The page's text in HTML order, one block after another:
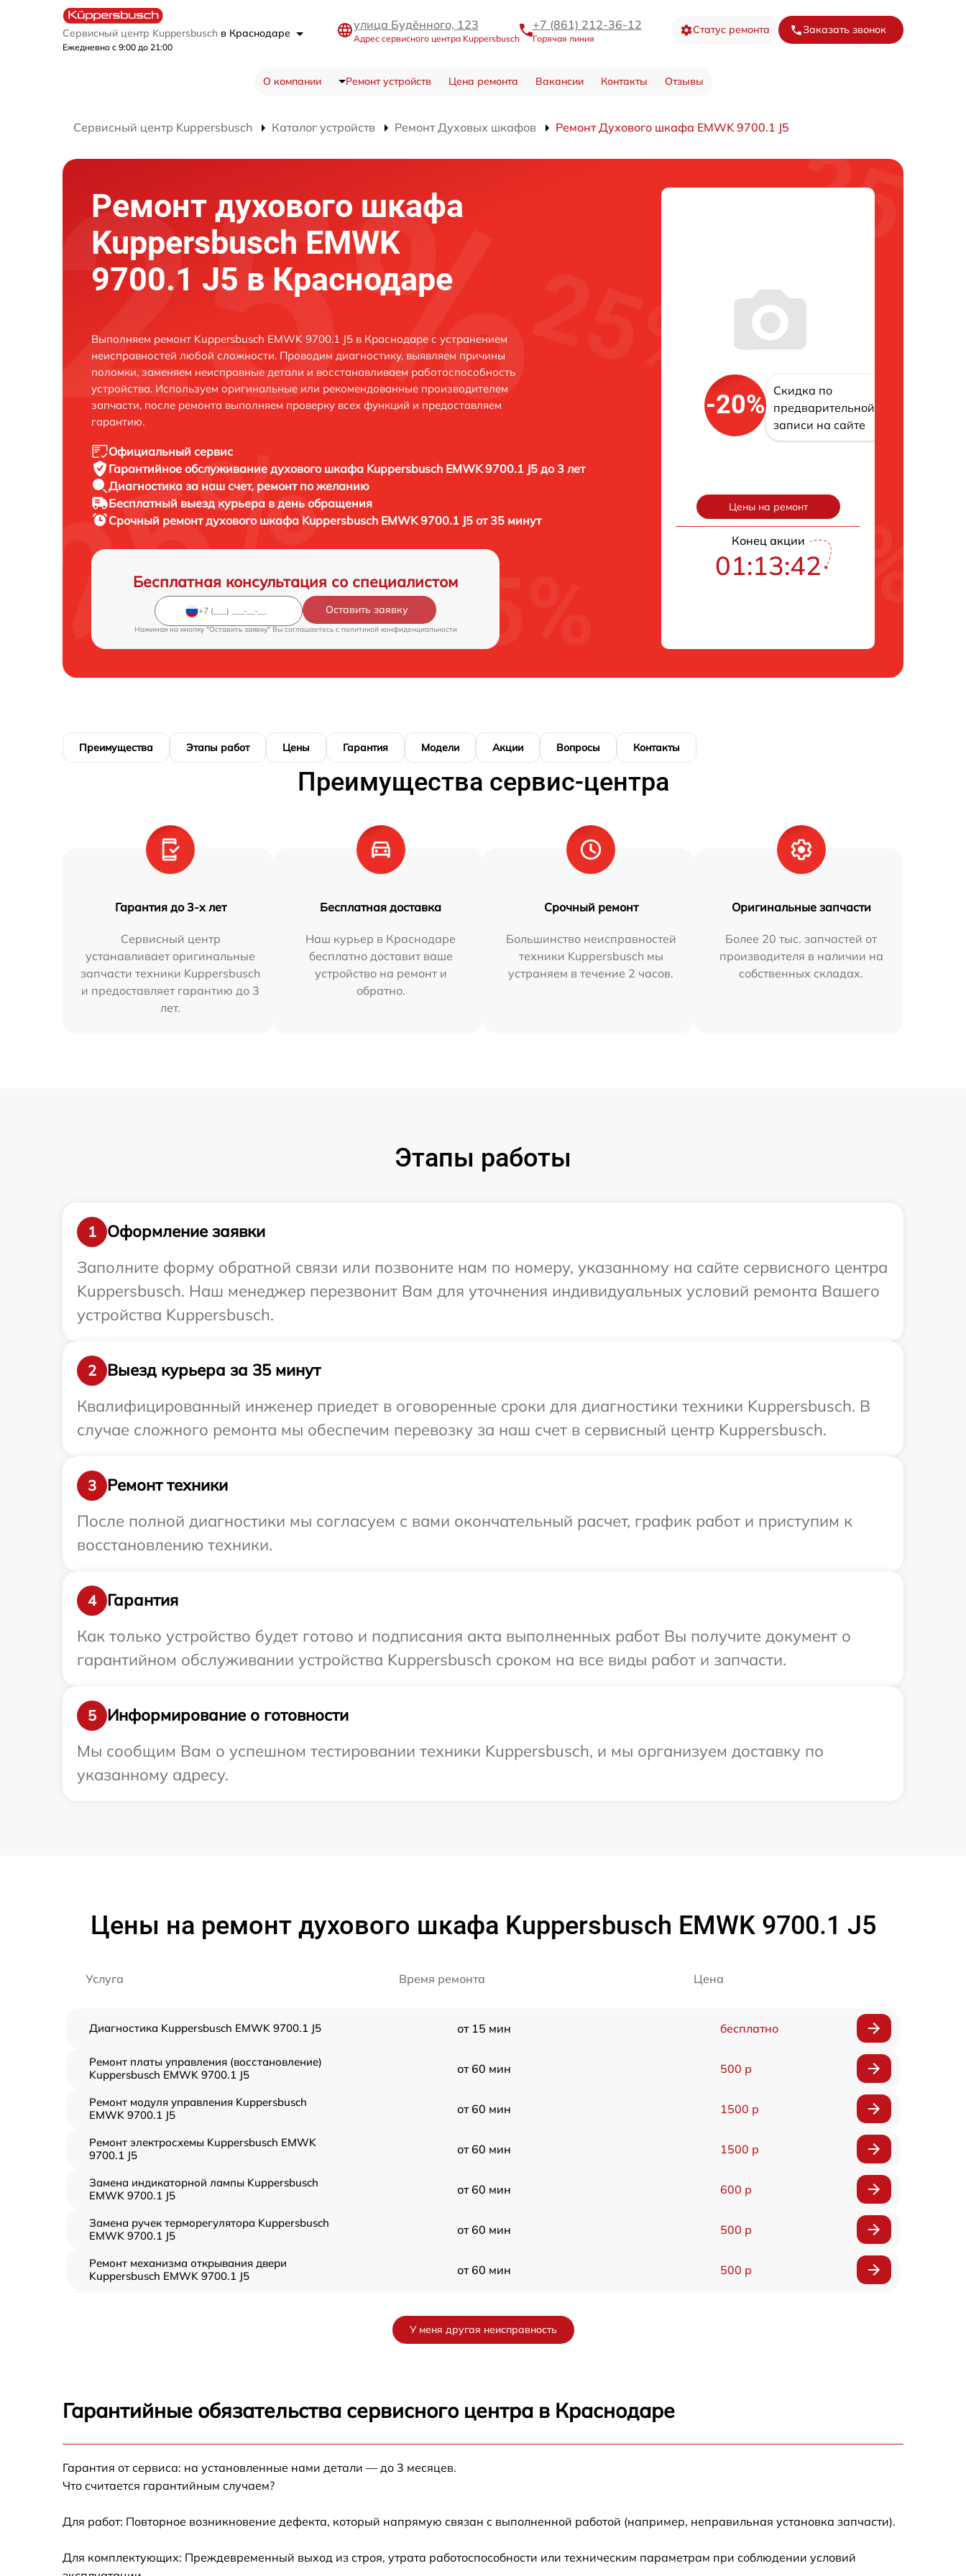
Сервисный центр Kuppersbusch в Краснодаре
Ежедневно с 9:00 до 21:00
улица Будённого, 123
Адрес сервисного центра Kuppersbusch
+7 (861) 212-36-12
Горячая линия
Статус ремонта Заказать звонок
О компании Ремонт устройств Цена ремонта Вакансии Контакты Отзывы
Сервисный центр Kuppersbusch Каталог устройств Ремонт Духовых шкафов Ремонт Духового шкафа EMWK 9700.1 J5
Ремонт духового шкафа
Kuppersbusch EMWK
9700.1 J5 в Краснодаре
Выполняем ремонт Kuppersbusch EMWK 9700.1 J5 в Краснодаре с устранением
неисправностей любой сложности. Проводим диагностику, выявляем причины
поломки, заменяем неисправные детали и восстанавливаем работоспособность
устройства. Используем оригинальные или рекомендованные производителем
запчасти, после ремонта выполняем проверку всех функций и предоставляем
гарантию.
Официальный сервис
Гарантийное обслуживание духового шкафа Kuppersbusch EMWK 9700.1 J5 до 3 лет
Диагностика за наш счет, ремонт по желанию
Бесплатный выезд курьера в день обращения
Срочный ремонтдухового шкафа Kuppersbusch EMWK 9700.1 J5 от 35 минут
Бесплатная консультация со специалистом
Оставить заявку
Нажимая на кнопку "Оставить заявку" Вы соглашаетесь c политикой конфиденциальности
-20%
Скидка по
предварительной
записи на сайте
Цены на ремонт
Конец акции
01:13:42
Преимущества Этапы работ Цены Гарантия Модели Акции Вопросы Контакты
Преимущества сервис-центра
Гарантия до 3-х лет
Сервисный центр
устанавливает оригинальные
запчасти техники Kuppersbusch
и предоставляет гарантию до 3
лет.
Бесплатная доставка
Наш курьер в Краснодаре
бесплатно доставит ваше
устройство на ремонт и
обратно.
Срочный ремонт
Большинство неисправностей
техники Kuppersbusch мы
устраняем в течение 2 часов.
Оригинальные запчасти
Более 20 тыс. запчастей от
производителя в наличии на
собственных складах.
Этапы работы
1
Оформление заявки
Заполните форму обратной связи или позвоните нам по номеру, указанному на сайте сервисного центра
Kuppersbusch. Наш менеджер перезвонит Вам для уточнения индивидуальных условий ремонта Вашего
устройства Kuppersbusch.
2
Выезд курьера за 35 минут
Квалифицированный инженер приедет в оговоренные сроки для диагностики техники Kuppersbusch. В
случае сложного ремонта мы обеспечим перевозку за наш счет в сервисный центр Kuppersbusch.
3
Ремонт техники
После полной диагностики мы согласуем с вами окончательный расчет, график работ и приступим к
восстановлению техники.
4
Гарантия
Как только устройство будет готово и подписания акта выполненных работ Вы получите документ о
гарантийном обслуживании устройства Kuppersbusch сроком на все виды работ и запчасти.
5
Информирование о готовности
Мы сообщим Вам о успешном тестировании техники Kuppersbusch, и мы организуем доставку по
указанному адресу.
Цены на ремонт духового шкафа Kuppersbusch EMWK 9700.1 J5
Услуга Время ремонта Цена
Диагностика Kuppersbusch EMWK 9700.1 J5 от 15 мин бесплатно
Ремонт платы управления (восстановление)
Kuppersbusch EMWK 9700.1 J5
от 60 мин 500 р
Ремонт модуля управления Kuppersbusch
EMWK 9700.1 J5
от 60 мин 1500 р
Ремонт электросхемы Kuppersbusch EMWK
9700.1 J5
от 60 мин 1500 р
Замена индикаторной лампы Kuppersbusch
EMWK 9700.1 J5
от 60 мин 600 р
Замена ручек терморегулятора Kuppersbusch
EMWK 9700.1 J5
от 60 мин 500 р
Ремонт механизма открывания двери
Kuppersbusch EMWK 9700.1 J5
от 60 мин 500 р
Замена термодатчика Kuppersbusch EMWK
9700.1 J5
EMWK 9700.1 J5
У меня другая неисправность
Гарантийные обязательства сервисного центра в Краснодаре
Гарантия от сервиса: на установленные нами детали — до 3 месяцев.
Что считается гарантийным случаем?
Для работ: Повторное возникновение дефекта, который напрямую связан с выполненной работой (например, неправильная установка запчасти).
Для комплектующих: Преждевременный выход из строя, утрата работоспособности или техническим параметрам при соблюдении условий